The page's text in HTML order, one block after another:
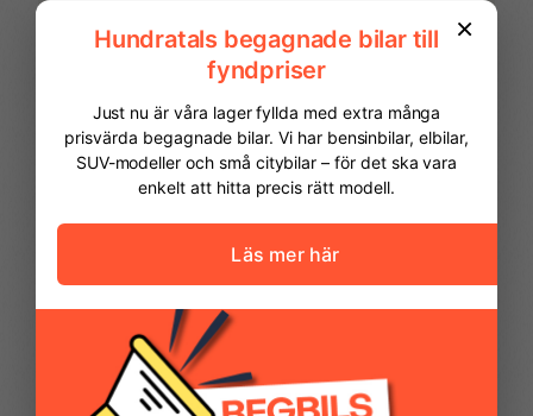
Förvaringsfack ovan
Förvaringsfack ovan
Förvaringsfack under
Handskfack Hela hjulsidor
Helljusassistent Hill assist
FINANSIERING
Vi hjälper dig att ordna finansiering av
din bil. Här kan du räkna ut din
månadskostnad och även göra en